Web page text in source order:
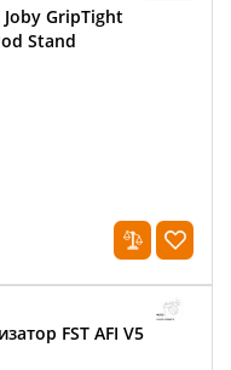
GripTight
Stand
FST AFI V5